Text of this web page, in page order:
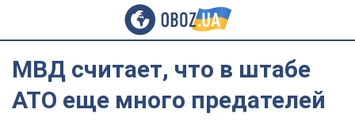
МВД считает, что в штабе
АТО еще много предателей